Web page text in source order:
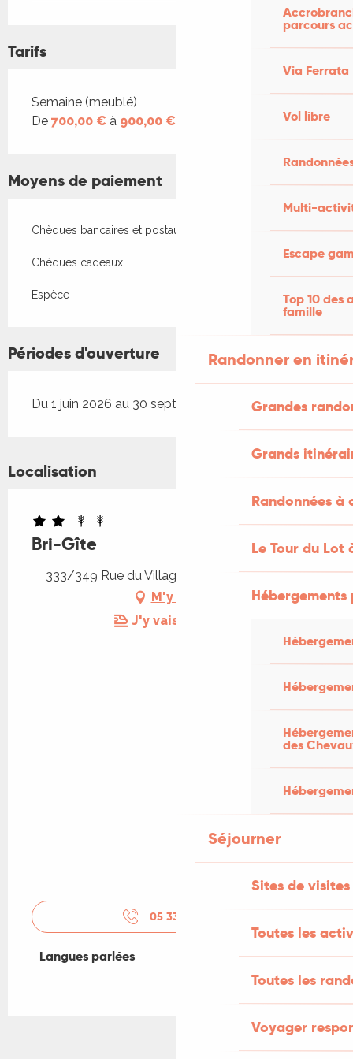
parcours
Via Ferrata
Vol libre
Multi-
Escape
Top 10 des
famille
Randonner en
Grandes
Grands
Randonnées
Le Tour du Lot
des
Séjourner
Sites de visites
Toutes les
Toutes les
Voyager
Tarifs
Tarifs 2026
Semaine (meublé)
De 700,00 € à 900,00 €
Moyens de paiement
Chèques bancaires et postaux
Chèques cadeaux
Espèce
Périodes d'ouverture
Du 1 juin 2026 au 30 septembre 2026
Localisation
Bri-Gîte
333/349 Rue du Village, 46150 Saint-Médard
M'y rendre
J'y vais en train !
05 33 09 27
Langues parlées
Langues parlées